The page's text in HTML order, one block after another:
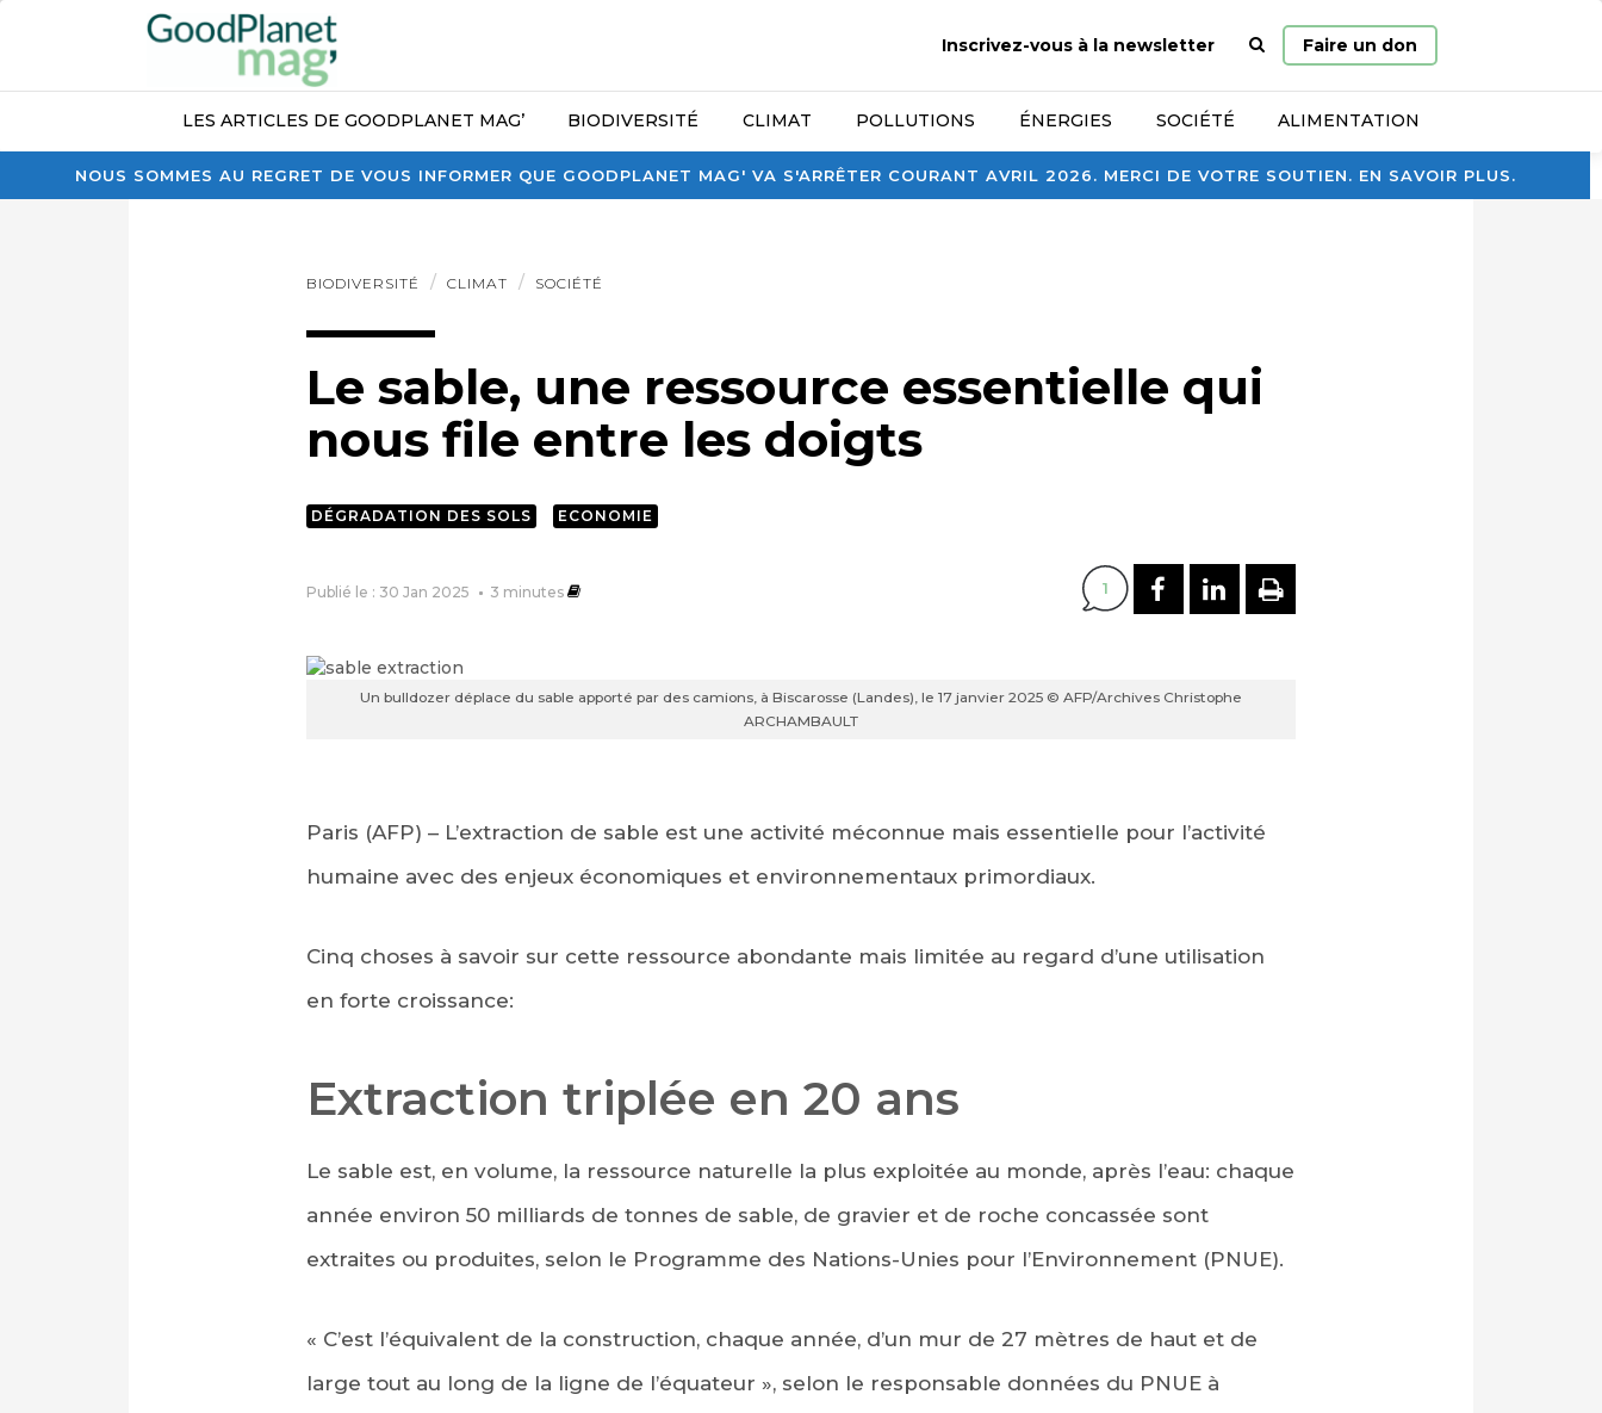
NOUS SOMMES AU REGRET DE VOUS INFORMER QUE GOODPLANET MAG' VA S'ARRÊTER COURANT AVRIL 2026. MERCI DE VOTRE SOUTIEN. EN SAVOIR PLUS.
Inscrivez-vous à la newsletter
Page
d’accueil
Faire un don
LES ARTICLES DE GOODPLANET MAG’ BIODIVERSITÉ CLIMAT POLLUTIONS ÉNERGIES SOCIÉTÉ ALIMENTATION
BIODIVERSITÉ CLIMAT SOCIÉTÉ
Le sable, une ressource essentielle qui
nous file entre les doigts
DÉGRADATION DES SOLS ECONOMIE
Publié le : 30 Jan 2025 3 minutes 1 PARTAGER SUR FACEBOOK
PARTAGER SUR
IMPRIMER
Un bulldozer déplace du sable apporté par des camions, à Biscarosse (Landes), le 17 janvier 2025 © AFP/Archives Christophe
ARCHAMBAULT
Paris (AFP) – L’extraction de sable est une activité méconnue mais essentielle pour l’activité
humaine avec des enjeux économiques et environnementaux primordiaux.
Cinq choses à savoir sur cette ressource abondante mais limitée au regard d’une utilisation
en forte croissance:
Extraction triplée en 20 ans
Le sable est, en volume, la ressource naturelle la plus exploitée au monde, après l’eau: chaque
année environ 50 milliards de tonnes de sable, de gravier et de roche concassée sont
extraites ou produites, selon le Programme des Nations-Unies pour l’Environnement (PNUE).
« C’est l’équivalent de la construction, chaque année, d’un mur de 27 mètres de haut et de
large tout au long de la ligne de l’équateur », selon le responsable données du PNUE à